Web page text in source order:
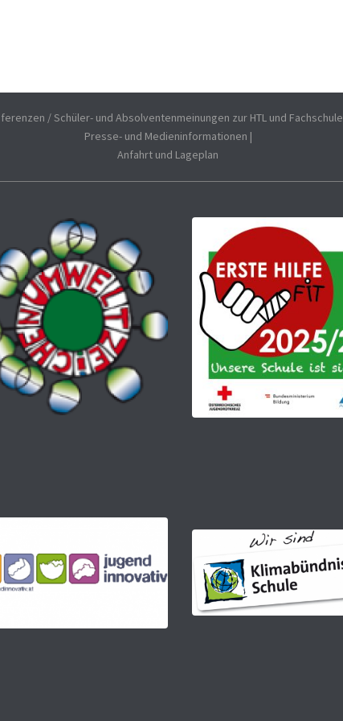
/ Schüler- und Absolventenmeinungen zur HTL und Fachschule
Presse- und Medieninformationen |
Anfahrt und Lageplan